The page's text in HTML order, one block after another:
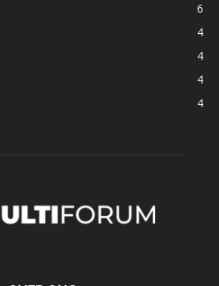
6
4
4
4
4